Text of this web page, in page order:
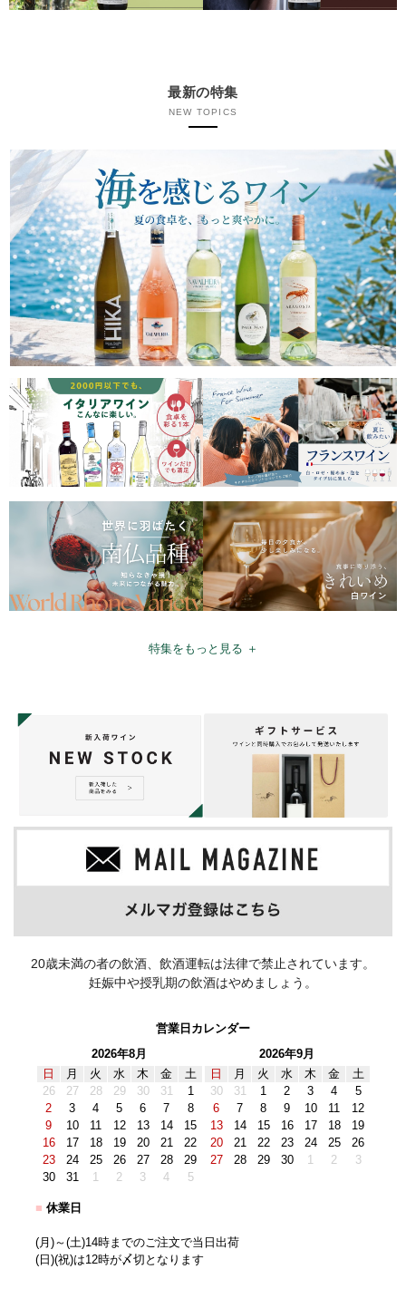
最新の特集
NEW TOPICS
特集をもっと見る ＋
20歳未満の者の飲酒、飲酒運転は法律で禁止されています。
妊娠中や授乳期の飲酒はやめましょう。
営業日カレンダー
2026年8月
日
月 火 水 木 金
土
26
27 28 29 30 31
1
2
3 4 5 6 7
8
9
10 11 12 13 14
15
16
17 18 19 20 21
22
23
24 25 26 27 28
29
30
31 1 2 3 4 5
2026年9月
日
月 火 水 木 金
土
30
31 1 2 3 4
5
6
7 8 9 10 11
12
13
14 15 16 17 18
19
20
21 22 23 24 25
26
27
28 29 30 1 2 3
■ 休業日
(月)～(土)14時までのご注文で当日出荷
(日)(祝)は12時が〆切となります